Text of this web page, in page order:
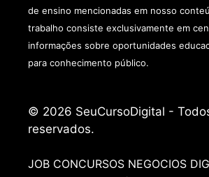
de ensino mencionadas em nosso
trabalho consiste exclusivamente em
informações sobre oportunidades
para conhecimento público.
© 2026 SeuCursoDigital -
reservados.
JOB CONCURSOS NEGOCIOS